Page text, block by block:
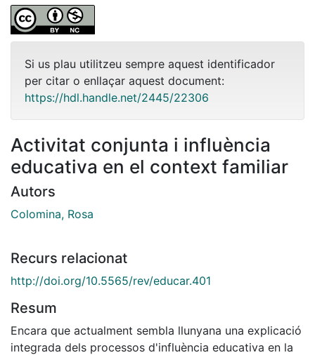
Si us plau utilitzeu sempre aquest identificador
per citar o enllaçar aquest document:
https://hdl.handle.net/2445/22306
Activitat conjunta i influència
educativa en el context familiar
Autors
Colomina, Rosa
Recurs relacionat
http://doi.org/10.5565/rev/educar.401
Resum
Encara que actualment sembla llunyana una explicació
integrada dels processos d'influència educativa en la